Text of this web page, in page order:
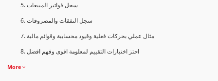
سجل فواتير المبيعات
سجل النفقات والمصروفات
مثال عملي بحركات فعلية وقيود محسابية وقوائم مالية
اجتز اختبارات التقييم لمعلومة اقوى وفهم افضل
More